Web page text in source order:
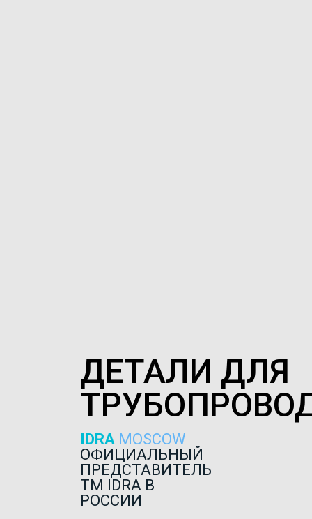
ДЕТАЛИ ДЛЯ
IDRA MOSCOW
ОФИЦИАЛЬНЫЙ
ПРЕДСТАВИТЕЛЬ
ТМ IDRA В
РОССИИ